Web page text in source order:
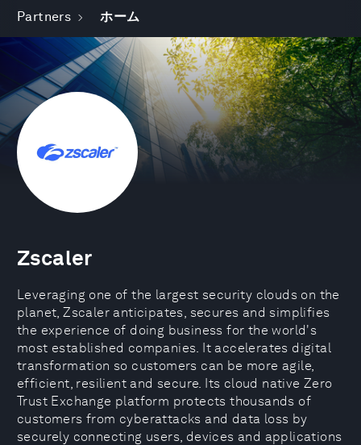
Partners ホーム
Zscaler
Leveraging one of the largest security clouds on the
planet, Zscaler anticipates, secures and simplifies
the experience of doing business for the world's
most established companies. It accelerates digital
transformation so customers can be more agile,
efficient, resilient and secure. Its cloud native Zero
Trust Exchange platform protects thousands of
customers from cyberattacks and data loss by
securely connecting users, devices and applications